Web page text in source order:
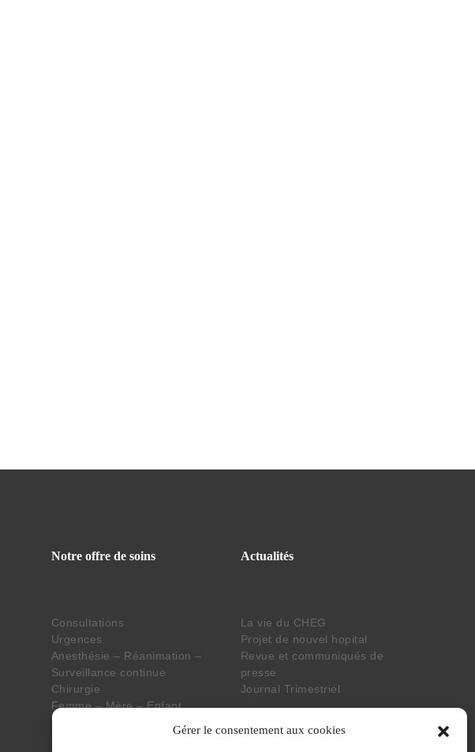
Gérer le consentement aux cookies
Notre offre de soins
Consultations
Urgences
Anesthésie – Réanimation –
Surveillance continue
Chirurgie
Femme – Mère – Enfant
Actualités
La vie du CHEG
Projet de nouvel hopital
Revue et communiqués de
presse
Journal Trimestriel
Suivez nos actus